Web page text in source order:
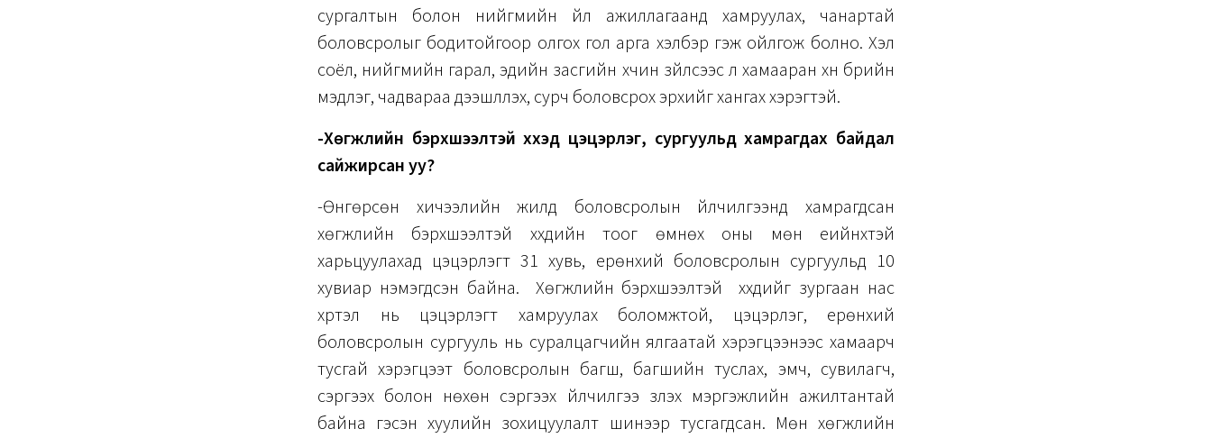
сургалтын болон нийгмийн үйл ажиллагаанд хамруулах, чанартай
боловсролыг бодитойгоор олгох гол арга хэлбэр гэж ойлгож болно. Хэл
соёл, нийгмийн гарал, эдийн засгийн хүчин зүйлсээс үл хамааран хүн бүрийн
мэдлэг, чадвараа дээшлүүлэх, сурч боловсрох эрхийг хангах хэрэгтэй.
-Хөгжлийн бэрхшээлтэй хүүхэд цэцэрлэг, сургуульд хамрагдах байдал
сайжирсан уу?
-Өнгөрсөн хичээлийн жилд боловсролын үйлчилгээнд хамрагдсан
хөгжлийн бэрхшээлтэй хүүхдийн тоог өмнөх оны мөн үеийнхтэй
харьцуулахад цэцэрлэгт 31 хувь, ерөнхий боловсролын сургуульд 10
хувиар нэмэгдсэн байна. Хөгжлийн бэрхшээлтэй хүүхдийг зургаан нас
хүртэл нь цэцэрлэгт хамруулах боломжтой, цэцэрлэг, ерөнхий
боловсролын сургууль нь суралцагчийн ялгаатай хэрэгцээнээс хамаарч
тусгай хэрэгцээт боловсролын багш, багшийн туслах, эмч, сувилагч,
сэргээх болон нөхөн сэргээх үйлчилгээ үзүүлэх мэргэжлийн ажилтантай
байна гэсэн хуулийн зохицуулалт шинээр тусгагдсан. Мөн хөгжлийн